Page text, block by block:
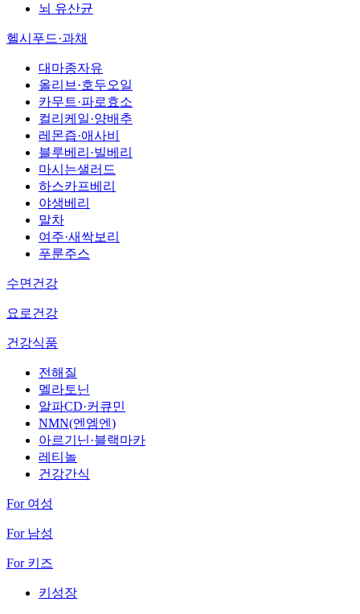
뇌 유산균
헬시푸드·과채
대마종자유
올리브·호두오일
카무트·파로효소
컬리케일·양배추
레몬즙·애사비
블루베리·빌베리
마시는샐러드
하스카프베리
야생베리
말차
여주·새싹보리
푸룬주스
수면건강
요로건강
건강식품
전해질
멜라토닌
알파CD·커큐민
NMN(엔엠엔)
아르기닌·블랙마카
레티놀
건강간식
For 여성
For 남성
For 키즈
키성장